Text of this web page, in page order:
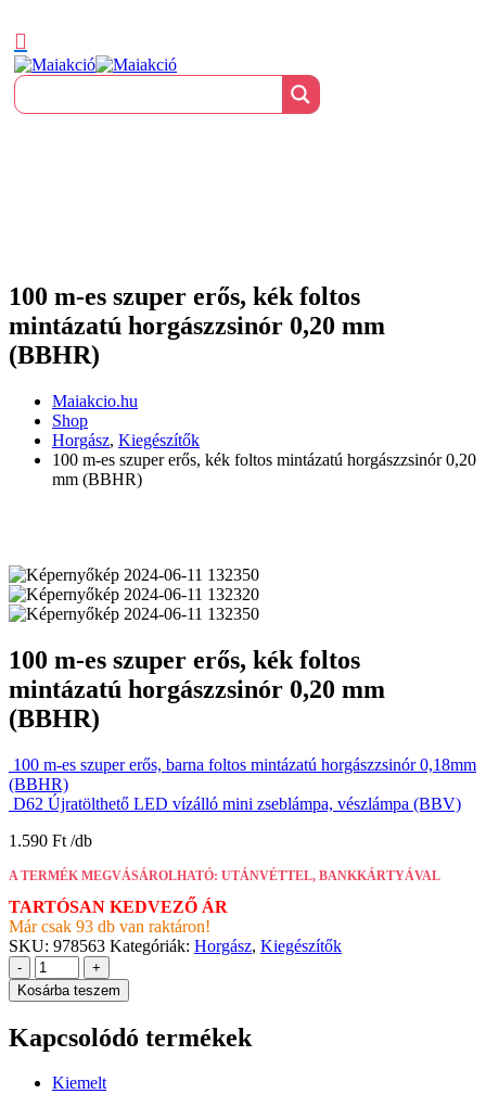
100 m-es szuper erős, kék foltos
mintázatú horgászzsinór 0,20 mm
(BBHR)
Maiakcio.hu
Shop
Horgász, Kiegészítők
100 m-es szuper erős, kék foltos mintázatú horgászzsinór 0,20
mm (BBHR)
100 m-es szuper erős, kék foltos
mintázatú horgászzsinór 0,20 mm
(BBHR)
100 m-es szuper erős, barna foltos mintázatú horgászzsinór 0,18mm
(BBHR)
D62 Újratölthető LED vízálló mini zseblámpa, vészlámpa (BBV)
1.590 Ft
A TERMÉK MEGVÁSÁROLHATÓ: UTÁNVÉTTEL, BANKKÁRTYÁVAL
TARTÓSAN KEDVEZŐ ÁR
Már csak 93 db van raktáron!
SKU: 978563 Kategóriák: Horgász, Kiegészítők
-
+
Kosárba teszem
Kapcsolódó termékek
Kiemelt